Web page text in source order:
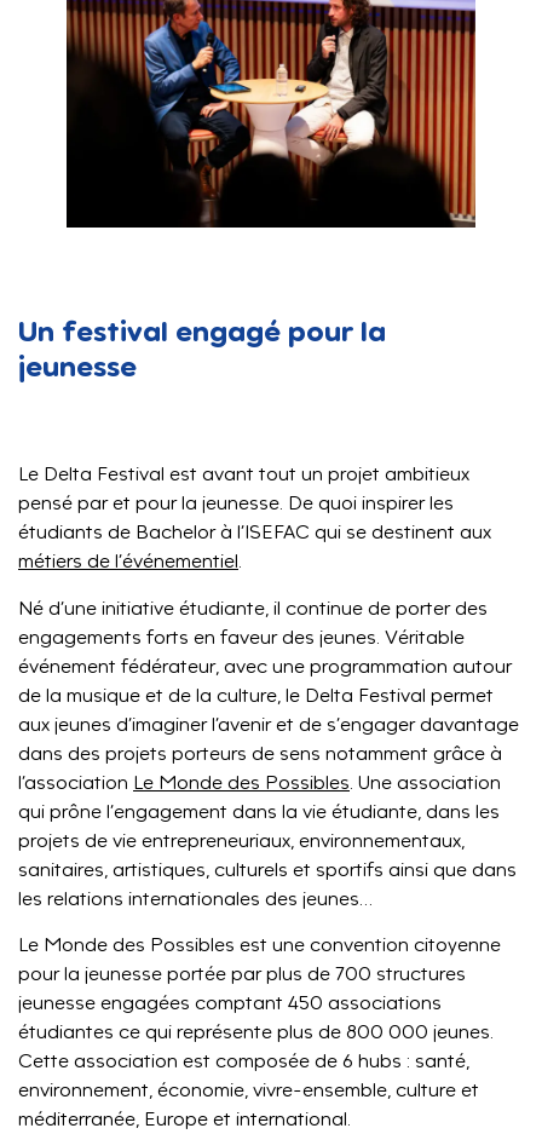
Un festival engagé pour la
jeunesse
Le Delta Festival est avant tout un projet ambitieux
pensé par et pour la jeunesse. De quoi inspirer les
étudiants de Bachelor à l’ISEFAC qui se destinent aux
métiers de l’événementiel.
Né d’une initiative étudiante, il continue de porter des
engagements forts en faveur des jeunes. Véritable
événement fédérateur, avec une programmation autour
de la musique et de la culture, le Delta Festival permet
aux jeunes d’imaginer l’avenir et de s’engager davantage
dans des projets porteurs de sens notamment grâce à
l’association Le Monde des Possibles. Une association
qui prône l’engagement dans la vie étudiante, dans les
projets de vie entrepreneuriaux, environnementaux,
sanitaires, artistiques, culturels et sportifs ainsi que dans
les relations internationales des jeunes…
Le Monde des Possibles est une convention citoyenne
pour la jeunesse portée par plus de 700 structures
jeunesse engagées comptant 450 associations
étudiantes ce qui représente plus de 800 000 jeunes.
Cette association est composée de 6 hubs : santé,
environnement, économie, vivre-ensemble, culture et
méditerranée, Europe et international.